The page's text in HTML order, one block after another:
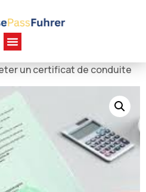
un certificat de conduite